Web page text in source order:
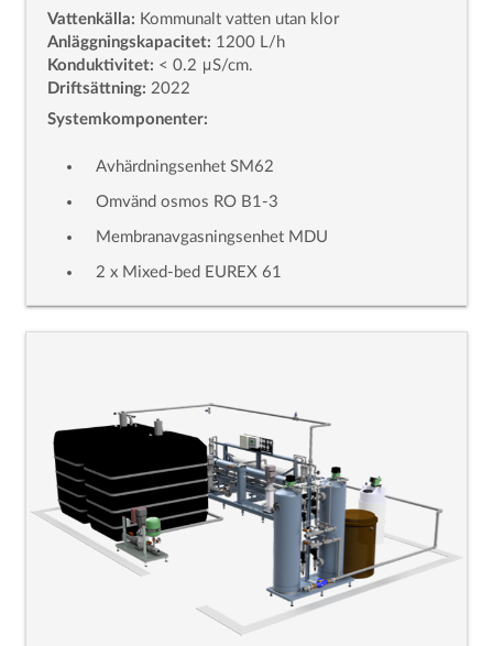
Vattenkälla: Kommunalt vatten utan klor
Anläggningskapacitet: 1200 L/h
Konduktivitet: < 0.2 μS/cm.
Driftsättning: 2022
Systemkomponenter:
Avhärdningsenhet SM62
Omvänd osmos RO B1-3
Membranavgasningsenhet MDU
2 x Mixed-bed EUREX 61